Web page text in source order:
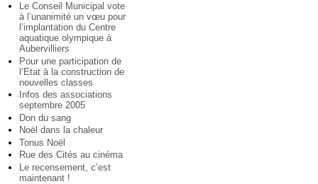
Le Conseil Municipal vote
à l’unanimité un vœu pour
l’implantation du Centre
aquatique olympique à
Aubervilliers
Pour une participation de
l’Etat à la construction de
nouvelles classes
Infos des associations
septembre 2005
Don du sang
Noël dans la chaleur
Tonus Noël
Rue des Cités au cinéma
Le recensement, c’est
maintenant !